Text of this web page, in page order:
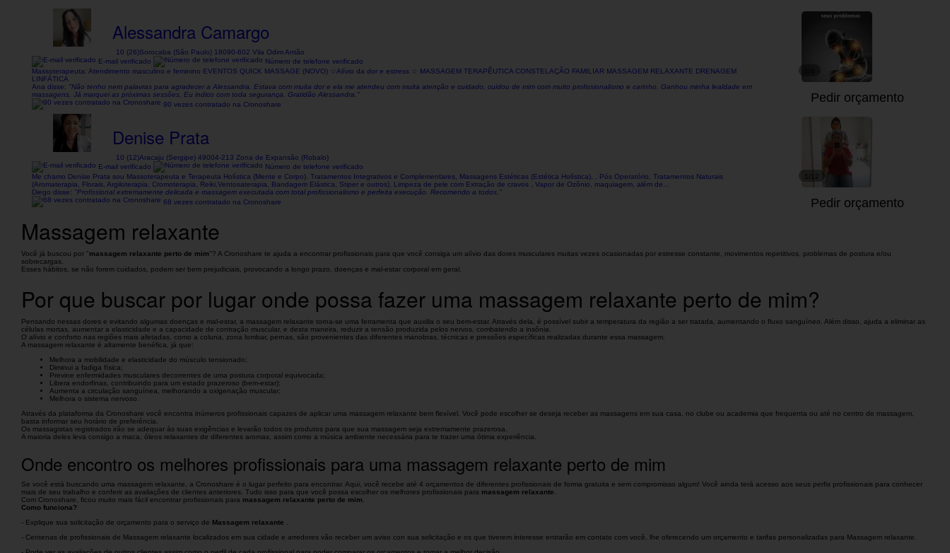
Alessandra Camargo
10 (26)Sorocaba (São Paulo) 18090-602 Vila Odim Antão
E-mail verificado
Número de telefone verificado
Massoterapeuta: Atendimento masculino e feminino EVENTOS QUICK MASSAGE (NOVO) ☆Alívio da dor e estress ☆ MASSAGEM TERAPÊUTICA CONSTELAÇÃO FAMILIAR MASSAGEM RELAXANTE DRENAGEM
LINFÁTICA
Ana disse: "Não tenho nem palavras para agradecer a Alessandra. Estava com muita dor e ela me atendeu com muita atenção e cuidado, cuidou de mim com muito profissionalismo e carinho. Ganhou minha lealdade em
massagens. Já marquei as próximas sessões. Eu indico com toda segurança. Gratidão Alessandra."
90 vezes contratado na Cronoshare
Pedir orçamento
Denise Prata
10 (12)Aracaju (Sergipe) 49004-213 Zona de Expansão (Robalo)
E-mail verificado
Número de telefone verificado
Me chamo Denise Prata sou Massoterapeuta e Terapeuta Holística (Mente e Corpo). Tratamentos Integrativos e Complementares, Massagens Estéticas (Estética Holística), , Pós Operatório, Tratamentos Naturais
(Aromaterapia, Florais, Argiloterapia, Cromoterapia, Reiki,Ventosaterapia, Bandagem Elástica, Stiper e outros), Limpeza de pele com Extração de cravos , Vapor de Ozônio, maquiagem, além de...
Diego disse: "Profissional extremamente delicada e massagem executada com total profissionalismo e perfeita execução. Recomendo a todos."
68 vezes contratado na Cronoshare
1/12
Pedir orçamento
Massagem relaxante
Você já buscou por "massagem relaxante perto de mim"? A Cronoshare te ajuda a encontrar profissionais para que você consiga um alívio das dores musculares muitas vezes ocasionadas por estresse constante, movimentos repetitivos, problemas de postura e/ou
sobrecargas.
Esses hábitos, se não forem cuidados, podem ser bem prejudiciais, provocando a longo prazo, doenças e mal-estar corporal em geral.
Por que buscar por lugar onde possa fazer uma massagem relaxante perto de mim?
Pensando nessas dores e evitando algumas doenças e mal-estar, a massagem relaxante torna-se uma ferramenta que auxilia o seu bem-estar. Através dela, é possível subir a temperatura da região a ser tratada, aumentando o fluxo sanguíneo. Além disso, ajuda a eliminar as
células mortas, aumentar a elasticidade e a capacidade de contração muscular, e desta maneira, reduzir a tensão produzida pelos nervos, combatendo a insônia.
O alívio e conforto nas regiões mais afetadas, como a coluna, zona lombar, pernas, são provenientes das diferentes manobras, técnicas e pressões específicas realizadas durante essa massagem.
A massagem relaxante é altamente benéfica, já que:
Melhora a mobilidade e elasticidade do músculo tensionado;
Diminui a fadiga física;
Previne enfermidades musculares decorrentes de uma postura corporal equivocada;
Libera endorfinas, contribuindo para um estado prazeroso (bem-estar);
Aumenta a circulação sanguínea, melhorando a oxigenação muscular;
Melhora o sistema nervoso.
Através da plataforma da Cronoshare você encontra inúmeros profissionais capazes de aplicar uma massagem relaxante bem flexível. Você pode escolher se deseja receber as massagens em sua casa, no clube ou academia que frequenta ou até no centro de massagem,
basta informar seu horário de preferência.
Os massagistas registrados irão se adequar às suas exigências e levarão todos os produtos para que sua massagem seja extremamente prazerosa.
A maioria deles leva consigo a maca, óleos relaxantes de diferentes aromas, assim como a música ambiente necessária para te trazer uma ótima experiência.
Onde encontro os melhores profissionais para uma massagem relaxante perto de mim
Se você está buscando uma massagem relaxante, a Cronoshare é o lugar perfeito para encontrar. Aqui, você recebe até 4 orçamentos de diferentes profissionais de forma gratuita e sem compromisso algum! Você ainda terá acesso aos seus perfis profissionais para conhecer
mais de seu trabalho e conferir as avaliações de clientes anteriores. Tudo isso para que você possa escolher os melhores profissionais para massagem relaxante
Com Cronoshare, ficou muito mais fácil encontrar profissionais para massagem relaxante perto de mim
Como funciona?
- Explique sua solicitação de orçamento para o serviço de Massagem relaxante
- Centenas de profissionais de Massagem relaxante localizados em sua cidade e arredores vão receber um aviso con sua solicitação e os que tiverem interesse entrarão em contato com você, lhe oferecendo um orçamento e tarifas personalizadas para Massagem relaxante.